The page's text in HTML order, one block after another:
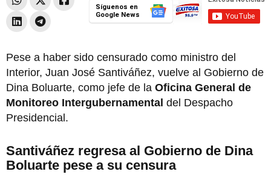
Síguenos en
Google News
Pese a haber sido censurado como ministro del
Interior, Juan José Santiváñez, vuelve al Gobierno de
Dina Boluarte, como jefe de la Oficina General de
Monitoreo Intergubernamental del Despacho
Presidencial.
Santiváñez regresa al Gobierno de Dina
Boluarte pese a su censura